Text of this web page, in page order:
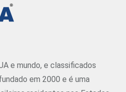
e mundo, e classificados
em 2000 e é uma